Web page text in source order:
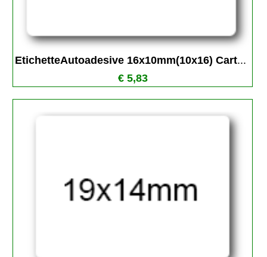
EtichetteAutoadesive 16x10mm(10x16) Cart...
€ 5,83